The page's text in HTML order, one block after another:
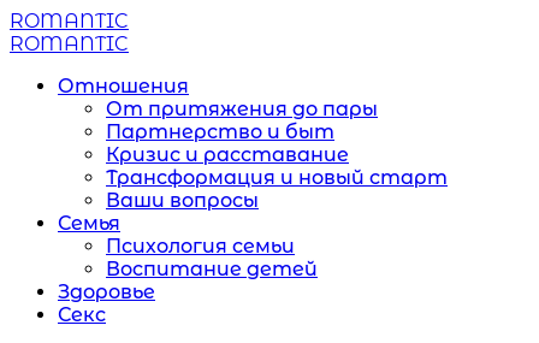
Menu
ROMANTIC
Search
Menu
ROMANTIC
Отношения
От притяжения до пары
Партнерство и быт
Кризис и расставание
Трансформация и новый старт
Ваши вопросы
Семья
Психология семьи
Воспитание детей
Здоровье
Секс